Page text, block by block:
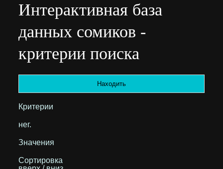
Интерактивная база
данных сомиков -
критерии поиска
Критерии
нег.
Значения
Сортировка